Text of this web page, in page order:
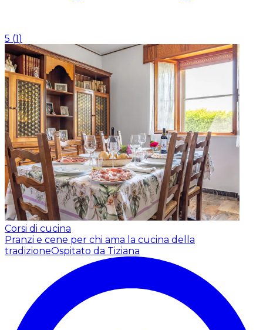
5 (1)
Corsi di cucina
Pranzi e cene per chi ama la cucina della
tradizioneOspitato da Tiziana